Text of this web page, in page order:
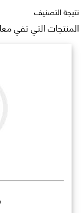
نتيجة التصنيف
المنتجات التي تفي معايير